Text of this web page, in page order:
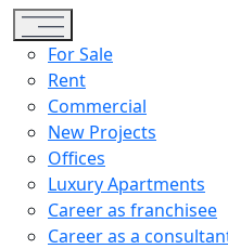
Toggle navigation
For Sale
Rent
Commercial
New Projects
Offices
Luxury Apartments
Career as franchisee
Career as a